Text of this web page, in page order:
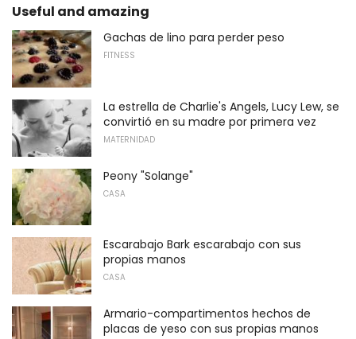
Useful and amazing
Gachas de lino para perder peso
FITNESS
La estrella de Charlie's Angels, Lucy Lew, se
convirtió en su madre por primera vez
MATERNIDAD
Peony "Solange"
CASA
Escarabajo Bark escarabajo con sus
propias manos
CASA
Armario-compartimentos hechos de
placas de yeso con sus propias manos